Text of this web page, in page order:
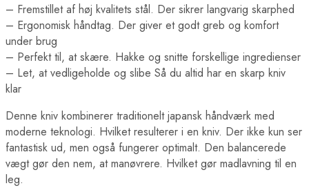
– Fremstillet af høj kvalitets stål. Der sikrer langvarig skarphed
– Ergonomisk håndtag. Der giver et godt greb og komfort
under brug
– Perfekt til, at skære. Hakke og snitte forskellige ingredienser
– Let, at vedligeholde og slibe Så du altid har en skarp kniv
klar
Denne kniv kombinerer traditionelt japansk håndværk med
moderne teknologi. Hvilket resulterer i en kniv. Der ikke kun ser
fantastisk ud, men også fungerer optimalt. Den balancerede
vægt gør den nem, at manøvrere. Hvilket gør madlavning til en
leg.